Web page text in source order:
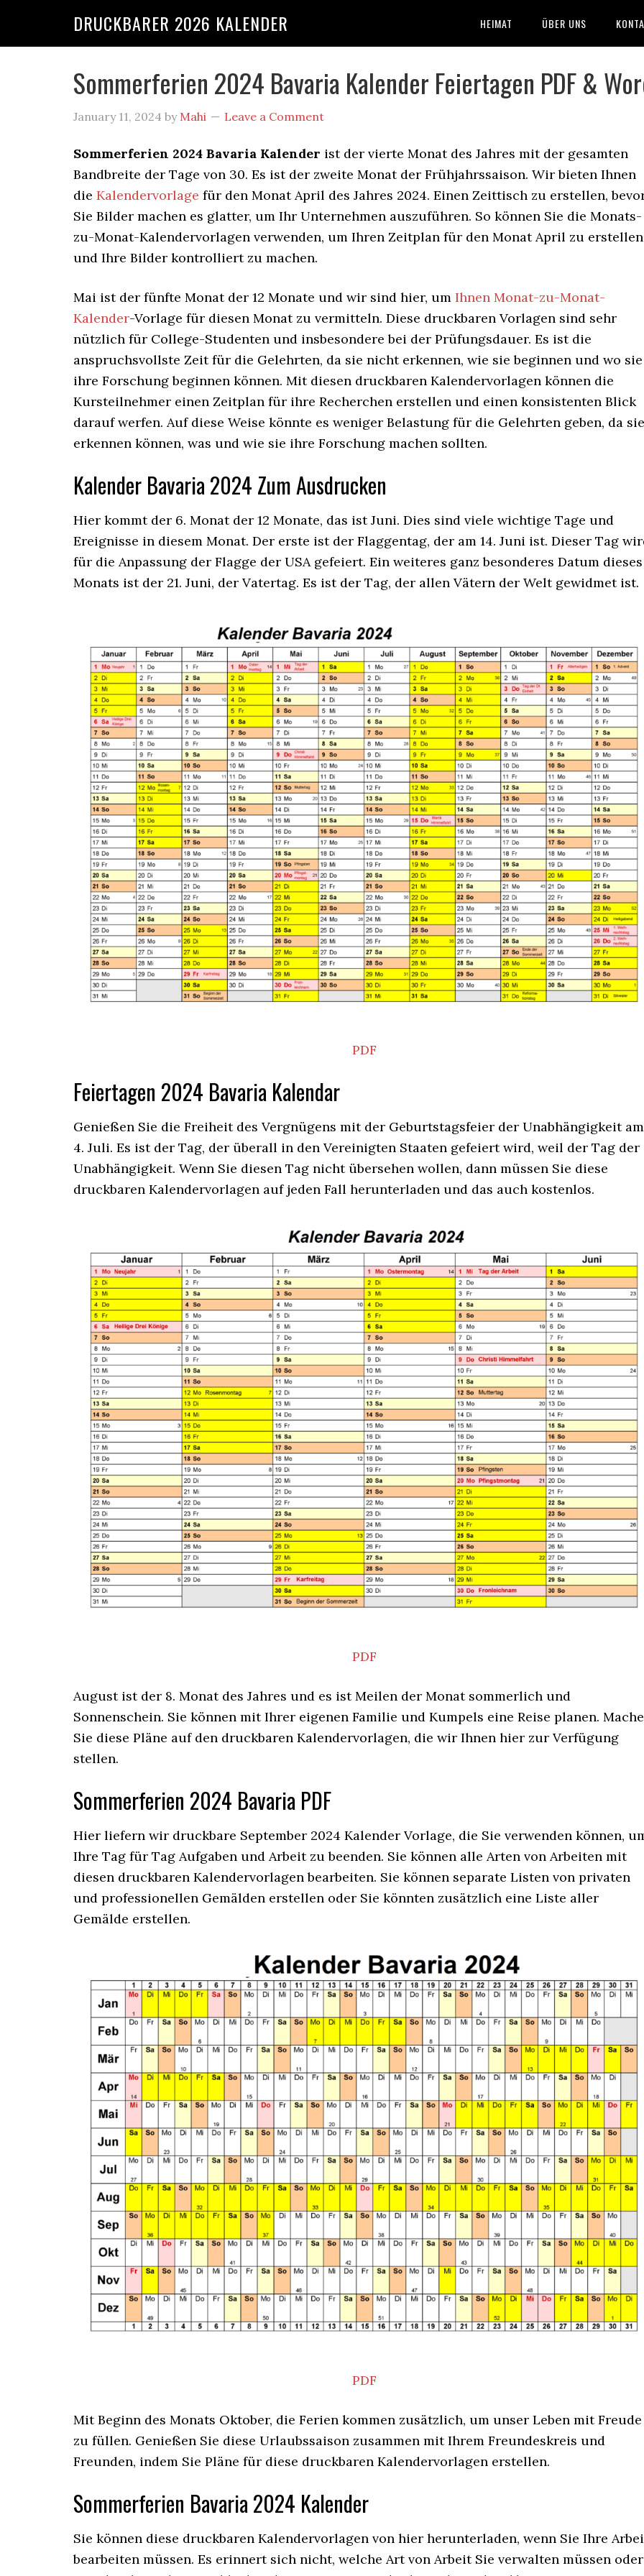
DRUCKBARER 2026 KALENDER HEIMAT ÜBER UNS
Sommerferien 2024 Bavaria Kalender Feiertagen PDF &
January 11, 2024 by Mahi Leave a Comment
Sommerferien 2024 Bavaria Kalender ist der vierte Monat des Jahres mit der gesamten
Bandbreite der Tage von 30. Es ist der zweite Monat der Frühjahrssaison. Wir bieten Ihnen
die Kalendervorlage für den Monat April des Jahres 2024. Einen Zeittisch zu erstellen,
Sie Bilder machen es glatter, um Ihr Unternehmen auszuführen. So können Sie die Monats-
zu-Monat-Kalendervorlagen verwenden, um Ihren Zeitplan für den Monat April zu erstellen
und Ihre Bilder kontrolliert zu machen.
Mai ist der fünfte Monat der 12 Monate und wir sind hier, um Ihnen Monat-zu-Monat-
Kalender-Vorlage für diesen Monat zu vermitteln. Diese druckbaren Vorlagen sind sehr
nützlich für College-Studenten und insbesondere bei der Prüfungsdauer. Es ist die
anspruchsvollste Zeit für die Gelehrten, da sie nicht erkennen, wie sie beginnen und wo sie
ihre Forschung beginnen können. Mit diesen druckbaren Kalendervorlagen können die
Kursteilnehmer einen Zeitplan für ihre Recherchen erstellen und einen konsistenten Blick
darauf werfen. Auf diese Weise könnte es weniger Belastung für die Gelehrten geben, da sie
erkennen können, was und wie sie ihre Forschung machen sollten.
Kalender Bavaria 2024 Zum Ausdrucken
Hier kommt der 6. Monat der 12 Monate, das ist Juni. Dies sind viele wichtige Tage und
Ereignisse in diesem Monat. Der erste ist der Flaggentag, der am 14. Juni ist. Dieser Tag
für die Anpassung der Flagge der USA gefeiert. Ein weiteres ganz besonderes Datum dieses
Monats ist der 21. Juni, der Vatertag. Es ist der Tag, der allen Vätern der Welt gewidmet ist.
PDF
Feiertagen 2024 Bavaria Kalendar
Genießen Sie die Freiheit des Vergnügens mit der Geburtstagsfeier der Unabhängigkeit am
4. Juli. Es ist der Tag, der überall in den Vereinigten Staaten gefeiert wird, weil der Tag der
Unabhängigkeit. Wenn Sie diesen Tag nicht übersehen wollen, dann müssen Sie diese
druckbaren Kalendervorlagen auf jeden Fall herunterladen und das auch kostenlos.
PDF
August ist der 8. Monat des Jahres und es ist Meilen der Monat sommerlich und
Sonnenschein. Sie können mit Ihrer eigenen Familie und Kumpels eine Reise planen.
Sie diese Pläne auf den druckbaren Kalendervorlagen, die wir Ihnen hier zur Verfügung
stellen.
Sommerferien 2024 Bavaria PDF
Hier liefern wir druckbare September 2024 Kalender Vorlage, die Sie verwenden können,
Ihre Tag für Tag Aufgaben und Arbeit zu beenden. Sie können alle Arten von Arbeiten mit
diesen druckbaren Kalendervorlagen bearbeiten. Sie können separate Listen von privaten
und professionellen Gemälden erstellen oder Sie könnten zusätzlich eine Liste aller
Gemälde erstellen.
PDF
Mit Beginn des Monats Oktober, die Ferien kommen zusätzlich, um unser Leben mit Freude
zu füllen. Genießen Sie diese Urlaubssaison zusammen mit Ihrem Freundeskreis und
Freunden, indem Sie Pläne für diese druckbaren Kalendervorlagen erstellen.
Sommerferien Bavaria 2024 Kalender
Sie können diese druckbaren Kalendervorlagen von hier herunterladen, wenn Sie Ihre
bearbeiten müssen. Es erinnert sich nicht, welche Art von Arbeit Sie verwalten müssen oder